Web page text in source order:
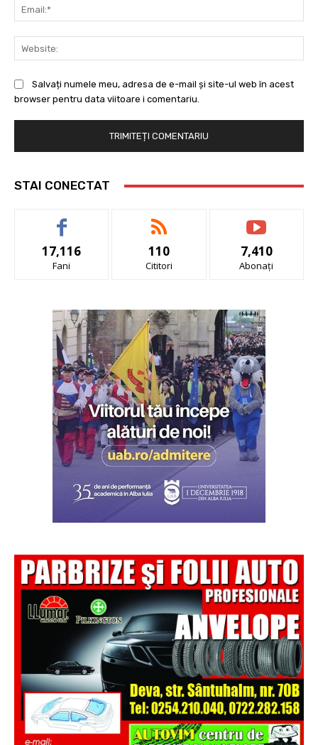
Salvați numele meu, adresa de e-mail și site-ul web în acest
browser pentru data viitoare i comentariu.
STAI CONECTAT
17,116
Fani
110
Cititori
7,410
Abonați